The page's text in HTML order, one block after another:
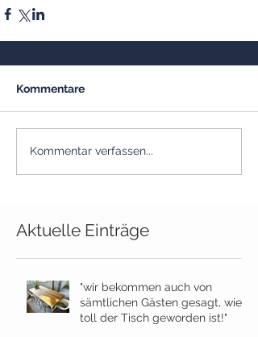
Kommentare
Kommentar verfassen...
Aktuelle Einträge
"wir bekommen auch von
sämtlichen Gästen gesagt, wie
toll der Tisch geworden ist!"